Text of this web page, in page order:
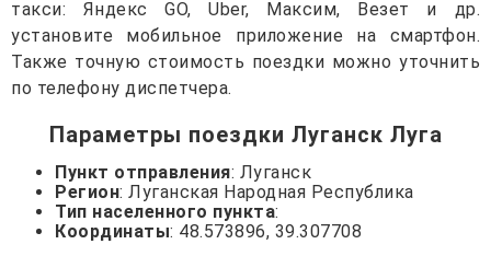
такси: Яндекс GO, Uber, Максим, Везет и др.
установите мобильное приложение на смартфон.
Также точную стоимость поездки можно уточнить
по телефону диспетчера.
Параметры поездки Луганск Луга
Пункт отправления: Луганск
Регион: Луганская Народная Республика
Тип населенного пункта:
Координаты: 48.573896, 39.307708